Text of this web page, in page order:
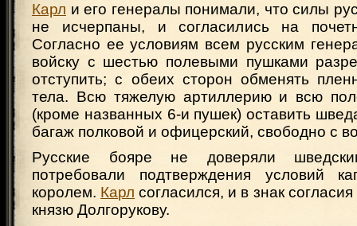
Карл и его генералы понимали, что силы
не исчерпаны, и согласились на
Согласно ее условиям всем русским
войску с шестью полевыми пушками
отступить; с обеих сторон обменять
тела. Всю тяжелую артиллерию и всю
(кроме названных 6-и пушек) оставить
багаж полковой и офицерский, свободно с
Русские бояре не доверяли
потребовали подтверждения условий
королем. Карл согласился, и в знак
князю Долгорукову.